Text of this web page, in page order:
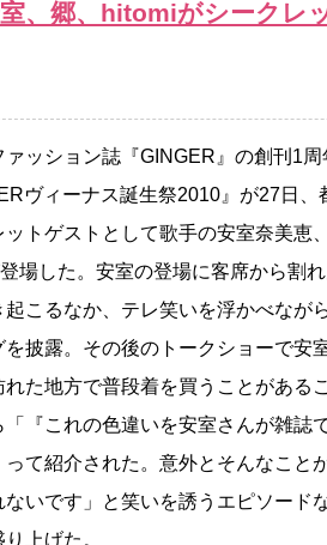
、郷、hitomiがシークレ
ッション誌『GINGER』の創刊1周
ヴィーナス誕生祭2010』が27日、
ットゲストとして歌手の安室奈美恵
場した。安室の登場に客席から割
起こるなか、テレ笑いを浮かべなが
を披露。その後のトークショーで安
れた地方で普段着を買うことがある
「『これの色違いを安室さんが雑誌
って紹介された。意外とそんなこと
いです」と笑いを誘うエピソード
上げた。